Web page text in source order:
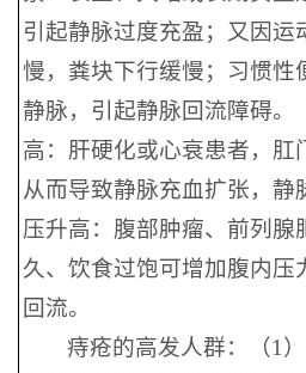
引起静脉过度充盈；又因运
慢，粪块下行缓慢；习惯性
静脉，引起静脉回流障碍。
高：肝硬化或心衰患者，肛
从而导致静脉充血扩张，静
压升高：腹部肿瘤、前列腺
久、饮食过饱可增加腹内压
回流。
痔疮的高发人群：（1